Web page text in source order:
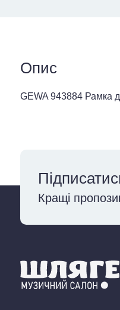
Опис
GEWA 943884 Рамка
Кращі